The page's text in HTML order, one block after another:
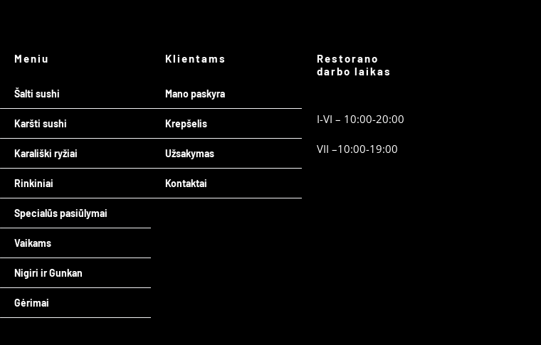
Meniu
Šalti sushi
Karšti sushi
Karališki ryžiai
Rinkiniai
Specialūs pasiūlymai
Vaikams
Nigiri ir Gunkan
Gėrimai
Klientams
Mano paskyra
Krepšelis
Užsakymas
Kontaktai
Restorano
darbo laikas
I-VI – 10:00-20:00
VII –10:00-19:00